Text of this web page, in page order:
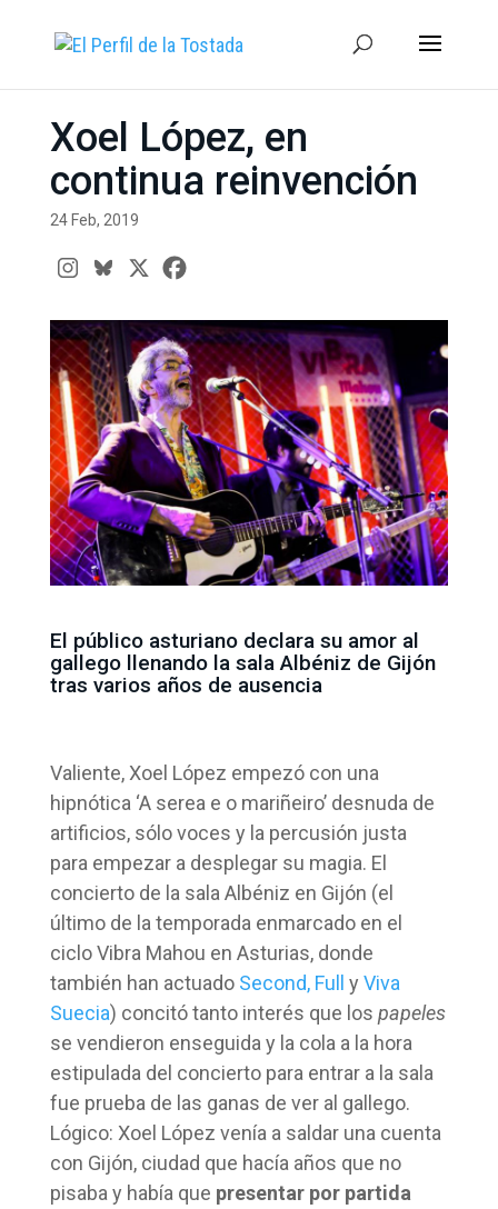
Xoel López, en
continua reinvención
24 Feb, 2019
El público asturiano declara su amor al
gallego llenando la sala Albéniz de Gijón
tras varios años de ausencia
Valiente, Xoel López empezó con una
hipnótica ‘A serea e o mariñeiro’ desnuda de
artificios, sólo voces y la percusión justa
para empezar a desplegar su magia. El
concierto de la sala Albéniz en Gijón (el
último de la temporada enmarcado en el
ciclo Vibra Mahou en Asturias, donde
también han actuado Second, Full y Viva
Suecia) concitó tanto interés que los papeles
se vendieron enseguida y la cola a la hora
estipulada del concierto para entrar a la sala
fue prueba de las ganas de ver al gallego.
Lógico: Xoel López venía a saldar una cuenta
con Gijón, ciudad que hacía años que no
pisaba y había que presentar por partida